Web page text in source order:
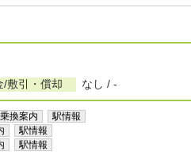
/敷引・償却 なし / -
乗換案内 駅情報
駅情報
駅情報